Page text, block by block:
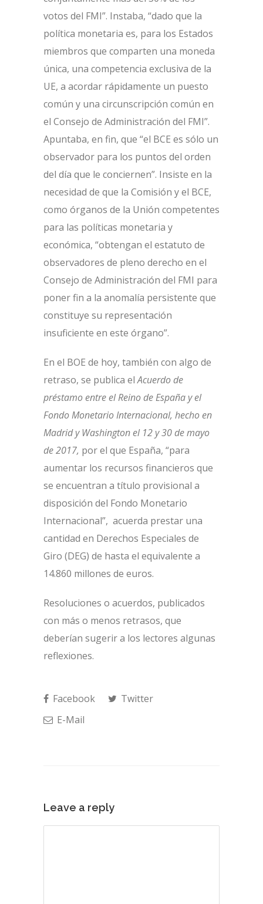
votos del FMI”. Instaba, “dado que la
política monetaria es, para los Estados
miembros que comparten una moneda
única, una competencia exclusiva de la
UE, a acordar rápidamente un puesto
común y una circunscripción común en
el Consejo de Administración del FMI”.
Apuntaba, en fin, que “el BCE es sólo un
observador para los puntos del orden
del día que le conciernen”. Insiste en la
necesidad de que la Comisión y el BCE,
como órganos de la Unión competentes
para las políticas monetaria y
económica, “obtengan el estatuto de
observadores de pleno derecho en el
Consejo de Administración del FMI para
poner fin a la anomalía persistente que
constituye su representación
insuficiente en este órgano”.
En el BOE de hoy, también con algo de
retraso, se publica elAcuerdo de
préstamo entre el Reino de España y el
Fondo Monetario Internacional, hecho en
Madrid y Washington el 12 y 30 de mayo
de 2017, por el que España, “para
aumentar los recursos financieros que
se encuentran a título provisional a
disposición del Fondo Monetario
Internacional”, acuerda prestar una
cantidad en Derechos Especiales de
Giro (DEG) de hasta el equivalente a
14.860 millones de euros.
Resoluciones o acuerdos, publicados
con más o menos retrasos, que
deberían sugerir a los lectores algunas
reflexiones.
Facebook
Twitter
E-Mail
Leave a reply